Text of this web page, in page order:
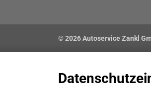
© 2026 Autoservice Zankl